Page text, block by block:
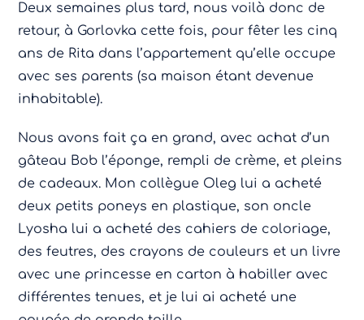
Deux semaines plus tard, nous voilà donc de
retour, à Gorlovka cette fois, pour fêter les cinq
ans de Rita dans l’appartement qu’elle occupe
avec ses parents (sa maison étant devenue
inhabitable).
Nous avons fait ça en grand, avec achat d’un
gâteau Bob l’éponge, rempli de crème, et pleins
de cadeaux. Mon collègue Oleg lui a acheté
deux petits poneys en plastique, son oncle
Lyosha lui a acheté des cahiers de coloriage,
des feutres, des crayons de couleurs et un livre
avec une princesse en carton à habiller avec
différentes tenues, et je lui ai acheté une